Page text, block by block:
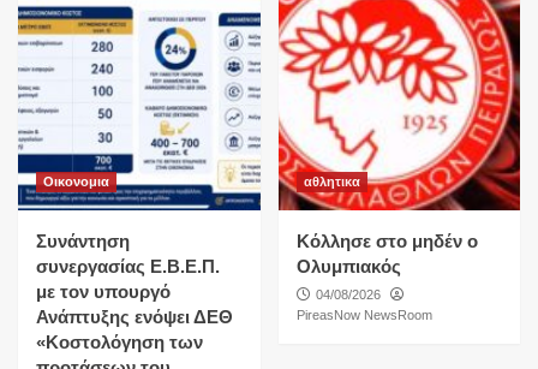
Οικονομια
Συνάντηση
συνεργασίας Ε.Β.Ε.Π.
με τον υπουργό
Ανάπτυξης ενόψει ΔΕΘ
«Κοστολόγηση των
αθλητικα
Κόλλησε στο μηδέν ο
Ολυμπιακός
04/08/2026
PireasNow NewsRoom